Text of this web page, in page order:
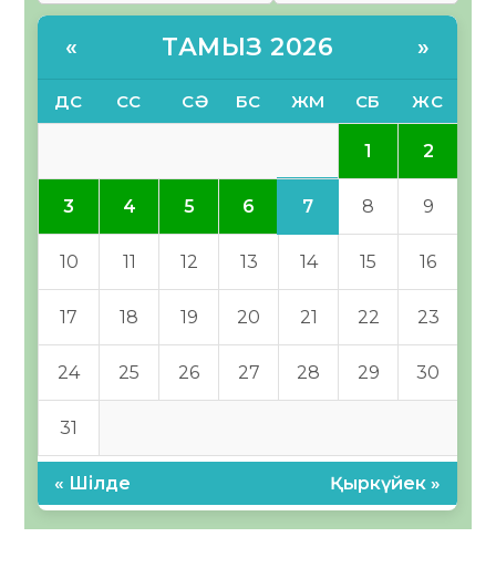
« ТАМЫЗ 2026 »
ДС СС СӘ БС ЖМ СБ ЖС
1 2
3 4 5 6 7 8 9
10 11 12 13 14 15 16
17 18 19 20 21 22 23
24 25 26 27 28 29 30
31
« Шілде Қыркүйек »